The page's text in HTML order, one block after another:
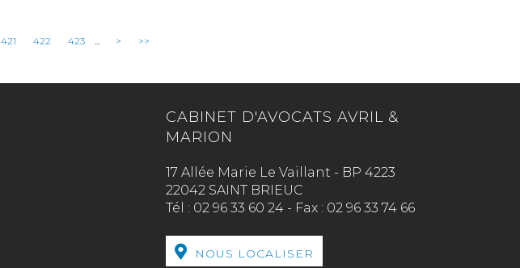
421 422 423 ... > >>
CABINET D'AVOCATS AVRIL &
MARION
17 Allée Marie Le Vaillant - BP 4223
22042 SAINT BRIEUC
Tél : 02 96 33 60 24 - Fax : 02 96 33 74 66
NOUS LOCALISER